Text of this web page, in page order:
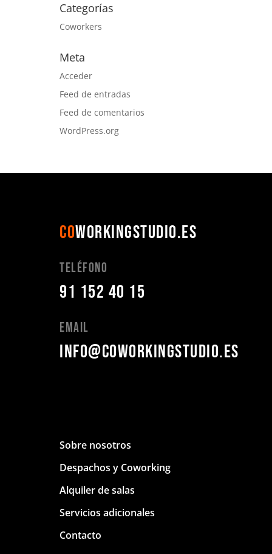
Categorías
Coworkers
Meta
Acceder
Feed de entradas
Feed de comentarios
WordPress.org
COWORKINGSTUDIO.ES
Teléfono
91 152 40 15
Email
info@coworkingstudio.es
Sobre nosotros
Despachos y Coworking
Alquiler de salas
Servicios adicionales
Contacto